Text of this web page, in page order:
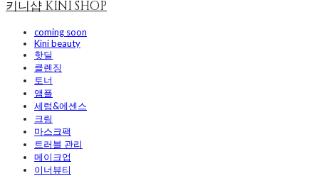
키니샵 KINI SHOP
coming soon
Kini beauty
핫딜
클렌징
토너
앰플
세럼&에센스
크림
마스크팩
트러블 관리
메이크업
이너뷰티